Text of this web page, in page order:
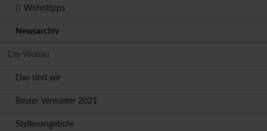
Wohntipps
Newsarchiv
Die Wobau
Das sind wir
Bester Vermieter 2021
Stellenangebote